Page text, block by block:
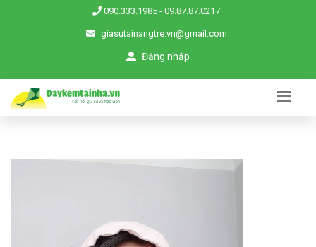
090.333.1985 - 09.87.87.0217
giasutainangtre.vn@gmail.com
Đăng nhập